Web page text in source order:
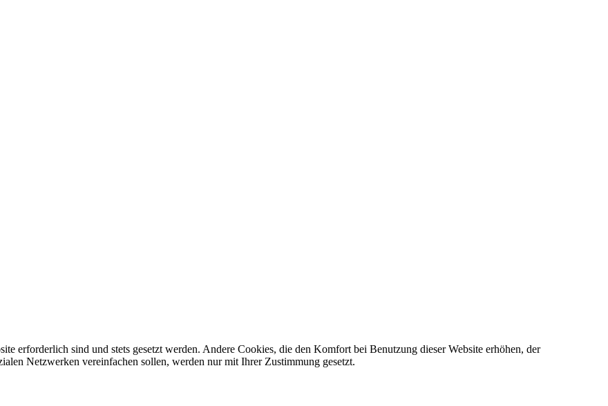
erforderlich sind und stets gesetzt werden. Andere Cookies, die den Komfort bei Benutzung dieser Website erhöhen, der
Netzwerken vereinfachen sollen, werden nur mit Ihrer Zustimmung gesetzt.